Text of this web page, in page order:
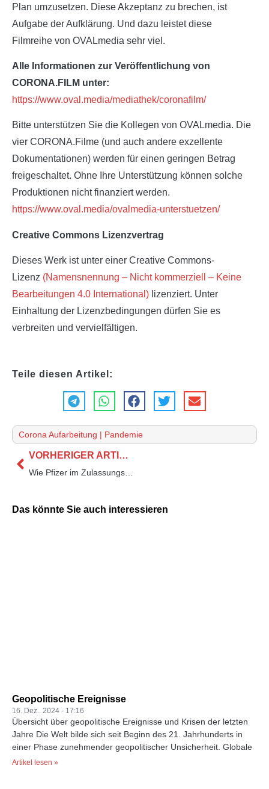
Plan umzusetzen. Diese Akzeptanz zu brechen, ist
Aufgabe der Aufklärung. Und dazu leistet diese
Filmreihe von OVALmedia sehr viel.
Alle Informationen zur Veröffentlichung von
CORONA.FILM unter:
https://www.oval.media/mediathek/coronafilm/
Bitte unterstützen Sie die Kollegen von OVALmedia. Die
vier CORONA.Filme (und auch andere exzellente
Dokumentationen) werden für einen geringen Betrag
freigeschaltet. Ohne Ihre Unterstützung können solche
Produktionen nicht finanziert werden.
https://www.oval.media/ovalmedia-unterstuetzen/
Creative Commons Lizenzvertrag
Dieses Werk ist unter einer Creative Commons-
Lizenz (Namensnennung – Nicht kommerziell – Keine
Bearbeitungen 4.0 International) lizenziert. Unter
Einhaltung der Lizenzbedingungen dürfen Sie es
verbreiten und vervielfältigen.
Teile diesen Artikel:
Corona Aufarbeitung | Pandemie
VORHERIGER ARTIKEL
Das könnte Sie auch interessieren
Geopolitische Ereignisse
16. Dez.. 2024 17:16
Übersicht über geopolitische Ereignisse und Krisen der letzten
Jahre Die Welt bilde sich seit Beginn des 21. Jahrhunderts in
einer Phase zunehmender geopolitischer Unsicherheit. Globale
Artikel lesen »